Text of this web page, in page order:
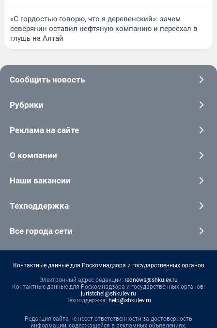
«С гордостью говорю, что я деревенский»: зачем
северянин оставил нефтяную компанию и переехал в
глушь на Алтай
Сообщить новость
Рубрики
Реклама на сайте
О компании
Наши вакансии
Техподдержка
Все города сети
Контактные данные для Роскомнадзора и государственных органов
Электронный адрес редакции: rednews@shkulev.ru
Контактные данные для Роскомнадзора и государственных органов:
juristchel@shkulev.ru
Техподдержка: help@shkulev.ru
Редакция сайта не несет ответственности за достоверность
информации, содержащейся в рекламных объявлениях.